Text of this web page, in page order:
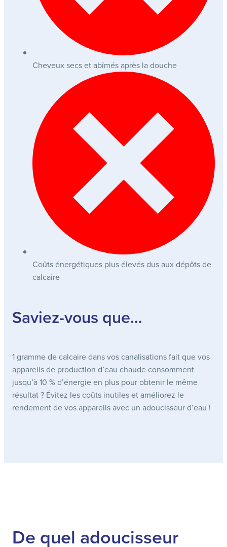
Cheveux secs et abîmés après la douche
Coûts énergétiques plus élevés dus aux dépôts de
calcaire
Saviez-vous que…
1 gramme de calcaire dans vos canalisations fait que vos
appareils de production d’eau chaude consomment
jusqu’à 10 % d’énergie en plus pour obtenir le même
résultat ? Évitez les coûts inutiles et améliorez le
rendement de vos appareils avec un adoucisseur d’eau !
De quel adoucisseur